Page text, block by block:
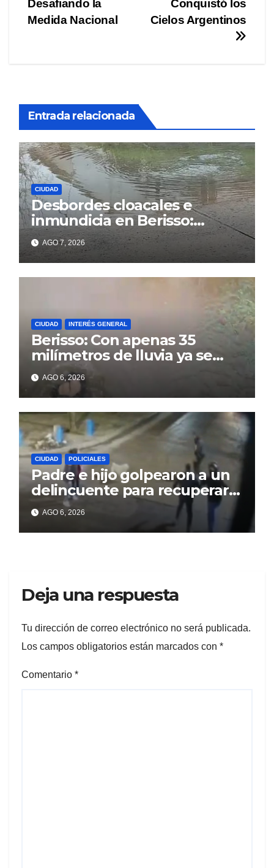
Conquistó los
Cielos Argentinos
Desafiando la
Medida Nacional
Entrada relacionada
CIUDAD
Desbordes cloacales e
inmundicia en Berisso:
colapso de la red en la calle
14AGO 7, 2026
CIUDAD INTERÉS GENERAL
Berisso: Con apenas 35
milímetros de lluvia ya se
sienten los problemas
AGO 6, 2026
CIUDAD POLICIALES
Padre e hijo golpearon a un
delincuente para recuperar
un celular robado en Berisso
AGO 6, 2026
Deja una respuesta
Tu dirección de correo electrónico no será publicada.
Los campos obligatorios están marcados con *
Comentario *